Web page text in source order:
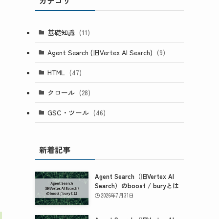
基礎知識 (11)
Agent Search (旧Vertex AI Search) (9)
HTML (47)
クロール (28)
GSC・ツール (46)
新着記事
Agent Search（旧Vertex AI
Search）のboost / buryとは
2026年7月31日